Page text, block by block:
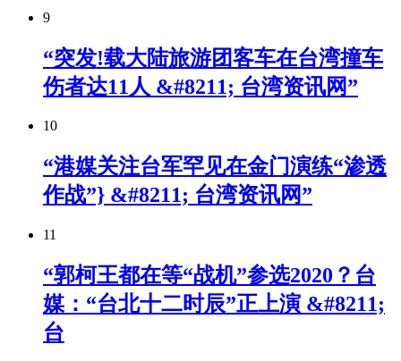
9
“突发!载大陆旅游团客车在台湾撞车
伤者达11人 &#8211; 台湾资讯网”
10
“港媒关注台军罕见在金门演练“渗透
作战”} &#8211; 台湾资讯网”
11
“郭柯王都在等“战机”参选2020？台
媒：“台北十二时辰”正上演 &#8211;
台